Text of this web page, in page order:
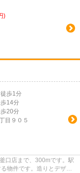
)
徒歩1分
歩14分
歩20分
目９０５
口店まで、300mです。駅
物件です。造りとデザイ